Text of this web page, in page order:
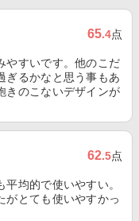
65.4点
やすいです。他のこだ
ぎるかなと思う事もあ
きのこないデザインが
62.5点
均的で使いやすい。
がとても使いやすかっ